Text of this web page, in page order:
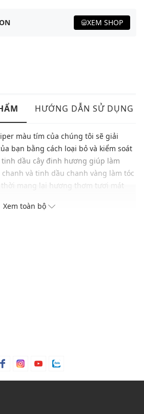
XEM SHOP
HƯỚNG DẪN SỬ DỤNG
màu tím của chúng tôi sẽ giải
bạn bằng cách loại bỏ và kiểm soát
dầu cây đinh hương giúp làm
và tinh dầu chanh vàng làm tóc
mang lại hương thơm tươi mát
thảo cũng giúp làm dịu và kích
Xem toàn bộ